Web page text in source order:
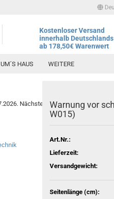
Kostenloser Versand
innerhalb Deutschlands
ab 178,50€ Warenwert
HAUS WEITERE
Nächster Versandtag ist der
Warnung vor
W015)
Art.Nr.:
Lieferzeit:
Versandgewicht:
Seitenlänge (cm):